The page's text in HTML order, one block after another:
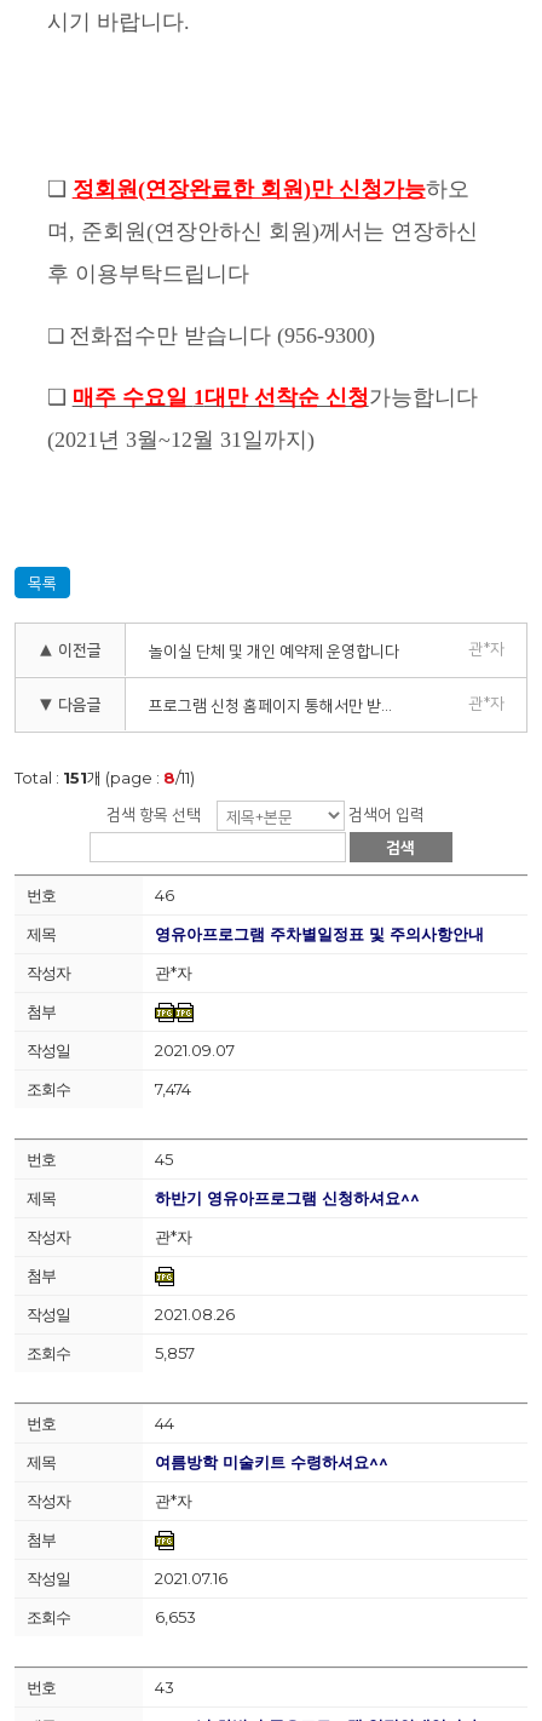
시기 바랍니다.
❑ 정회원(연장완료한 회원)만 신청가능하오
며 , 준회원(연장안하신 회원)께서는 연장하신
후 이용부탁드립니다
❑ 전화접수만 받습니다 (956-9300)
❑ 매주 수요일 1 대만 선착순 신청가능합니다
(2021년 3월~12월 31일까지)
목록
▲ 이전글 놀이실 단체 및 개인 예약제 운영합니다 관*자
▼ 다음글 관*자
Total : 151개 (page : 8/11)
검색 항목 선택
검색어 입력
검색
46
영유아프로그램 주차별일정표 및 주의사항안내
관*자
2021.09.07
7,474
45
하반기 영유아프로그램 신청하셔요^^
관*자
2021.08.26
5,857
44
여름방학 미술키트 수령하셔요^^
관*자
2021.07.16
6,653
43